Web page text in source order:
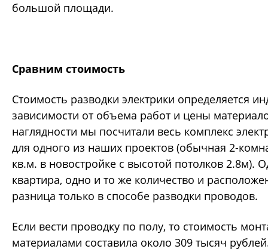
большой площади.
Сравним стоимость
Стоимость разводки электрики определяется
зависимости от объема работ и цены
наглядности мы посчитали весь комплекс
для одного из наших проектов (обычная 2-
кв.м. в новостройке с высотой потолков 2.8м).
квартира, одно и то же количество и
разница только в способе разводки проводов.
Если вести проводку по полу, то стоимость
материалами составила около 309 тысяч